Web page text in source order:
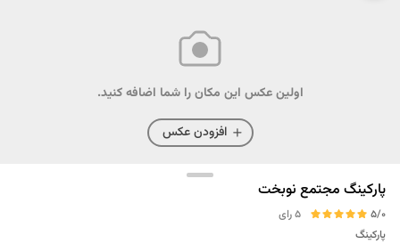
اولین عکس این مکان را شما اضافه کنید.
افزودن عکس
پارکینگ مجتمع نوبخت
5/0
5 رای
پارکینگ